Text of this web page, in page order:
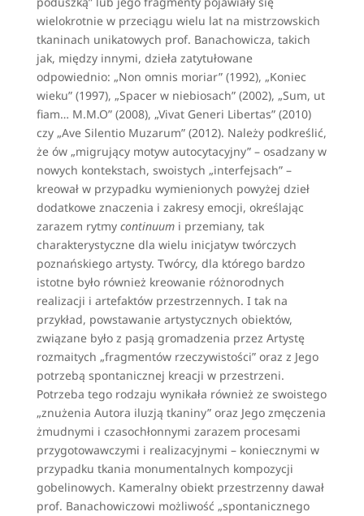
wielokrotnie w przeciągu wielu lat na mistrzowskich
tkaninach unikatowych prof. Banachowicza, takich
jak, między innymi, dzieła zatytułowane
odpowiednio: „Non omnis moriar” (1992), „Koniec
wieku” (1997), „Spacer w niebiosach” (2002), „Sum, ut
fiam… M.M.O” (2008), „Vivat Generi Libertas” (2010)
czy „Ave Silentio Muzarum” (2012). Należy podkreślić,
że ów „migrujący motyw autocytacyjny” – osadzany w
nowych kontekstach, swoistych „interfejsach” –
kreował w przypadku wymienionych powyżej dzieł
dodatkowe znaczenia i zakresy emocji, określając
zarazem rytmy continuumi przemiany, tak
charakterystyczne dla wielu inicjatyw twórczych
poznańskiego artysty. Twórcy, dla którego bardzo
istotne było również kreowanie różnorodnych
realizacji i artefaktów przestrzennych. I tak na
przykład, powstawanie artystycznych obiektów,
związane było z pasją gromadzenia przez Artystę
rozmaitych „fragmentów rzeczywistości” oraz z Jego
potrzebą spontanicznej kreacji w przestrzeni.
Potrzeba tego rodzaju wynikała również ze swoistego
„znużenia Autora iluzją tkaniny” oraz Jego zmęczenia
żmudnymi i czasochłonnymi zarazem procesami
przygotowawczymi i realizacyjnymi – koniecznymi w
przypadku tkania monumentalnych kompozycji
gobelinowych. Kameralny obiekt przestrzenny dawał
prof. Banachowiczowi możliwość „spontanicznego